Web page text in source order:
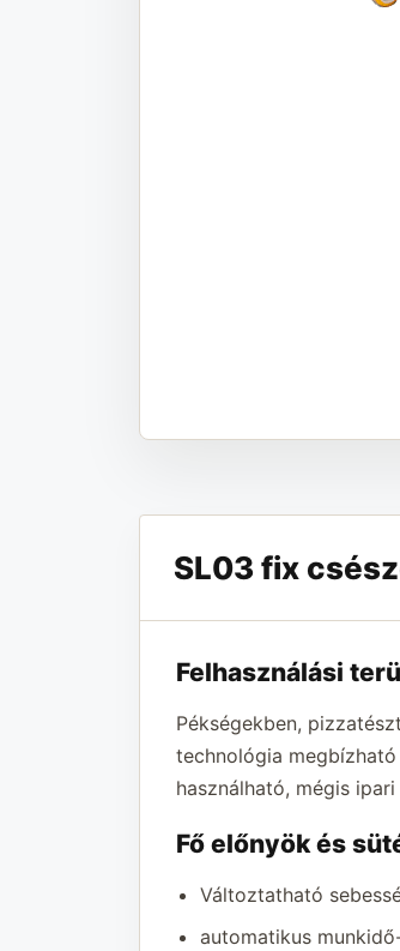
SL03 fix
Felhasználási
Pékségekben,
technológia
használható, mégis
Fő előnyök és
Változtatható
automatikus